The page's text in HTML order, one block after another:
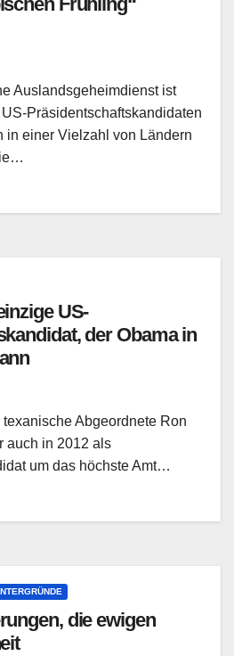
Auslandsgeheimdienst ist
Präsidentschaftskandidaten
in einer Vielzahl von Ländern
US-
der Obama in
Abgeordnete Ron
auch in 2012 als
um das höchste Amt…
die ewigen